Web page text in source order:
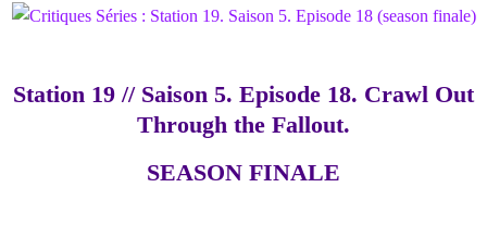
Station 19 // Saison 5. Episode 18. Crawl Out
Through the Fallout.
SEASON FINALE